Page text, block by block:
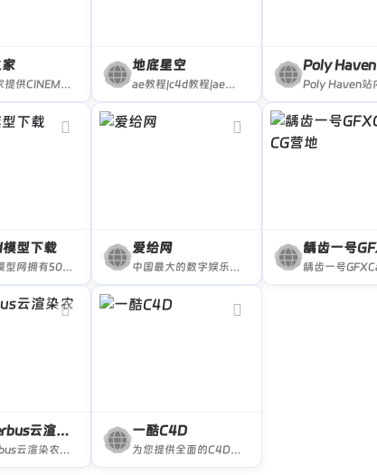
C4D之家提供CINEMA4D教程和C4D模型,C4D插件,C4D工程,C4D建模,C4D渲染和C4D动画,粒子动画等全方位C4D中文教学资源,免费分享C4D预设,C4D材质和3D模型等。
地底星空
ae教程|c4d教程|ae模板|地底星空|didixk|相册|cinema 4d|中文教程|实拍素材|特效合成|adobe cc|ae预设|插件下载|包装视频|后期制作|影视特效|中国电视|3d模型|音乐素材|样片欣赏|fcpx资源|企业宣传|片头动画|d站|2016|autodesk|mocha|
Poly Haven
型下载
知末3d模型网拥有50多万精品3d模型素材库为设计师提供室内外公装,家装,场景,家具,交通工具及户外等立体3d模型下载.下载免费3dmax原创模型素材就上知末3d模型网下载.
爱给网
中国最大的数字娱乐免费素材下载网站,免费提供免费的音效配乐|3D模型|视频|游戏素材资源下载。
Renderbus云渲染农场
Renderbus云渲染农场,24H自助式云渲染平台/奥斯卡作品云渲染农场,全面支持3dsMax,Maya,Vray,Arnold等软件及插件,提供免费云渲染体验,渲染低至0.07元.
一酷C4D
为您提供全面的C4D教程、C4D插件免费下载、C4D工程、C4D模型免费下载、C4D脚本、C4D渲染、C4D灯光预设。C4D动画模型、C4D海报、C4D作品欣赏、C4D图片、C4D贴图、C4D基础教程、C4D特效、C4D效果、C4D软件免费下载、C4D材质球免费下载、